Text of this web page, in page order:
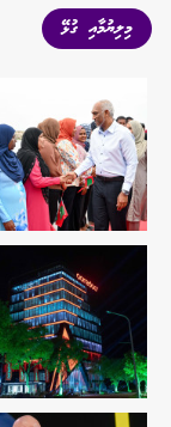
މިލިޔުމާއި ގުޅޭ